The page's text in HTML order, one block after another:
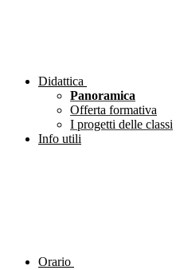
Didattica
Panoramica
Offerta formativa
I progetti delle classi
Info utili
Orario